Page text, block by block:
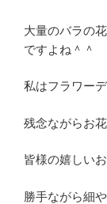
大量のバラの
ですよね＾＾
私はフラワー
残念ながらお
皆様の嬉しい
勝手ながら細